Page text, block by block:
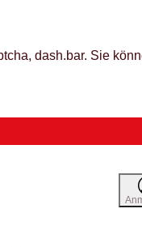
dash.bar. Sie